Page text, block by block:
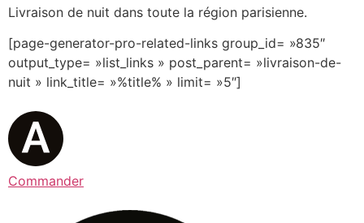
Livraison de nuit dans toute la région parisienne.
[page-generator-pro-related-links group_id= »835″
output_type= »list_links » post_parent= »livraison-de-
nuit » link_title= »%title% » limit= »5″]
Commander